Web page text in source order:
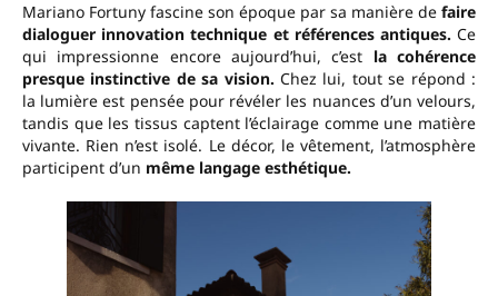
Mariano Fortuny fascine son époque par sa manière de faire
dialoguer innovation technique et références antiques. Ce
qui impressionne encore aujourd’hui, c’est la cohérence
presque instinctive de sa vision. Chez lui, tout se répond :
la lumière est pensée pour révéler les nuances d’un velours,
tandis que les tissus captent l’éclairage comme une matière
vivante. Rien n’est isolé. Le décor, le vêtement, l’atmosphère
participent d’un même langage esthétique.